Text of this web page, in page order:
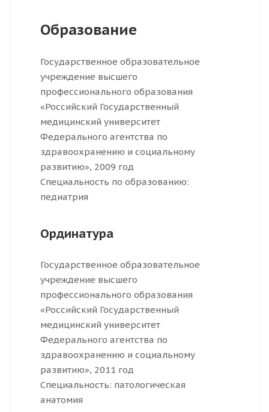
Образование
Государственное образовательное
учреждение высшего
профессионального образования
«Российский Государственный
медицинский университет
Федерального агентства по
здравоохранению и социальному
развитию», 2009 год
Специальность по образованию:
педиатрия
Ординатура
Государственное образовательное
учреждение высшего
профессионального образования
«Российский Государственный
медицинский университет
Федерального агентства по
здравоохранению и социальному
развитию», 2011 год
Специальность: патологическая
анатомия